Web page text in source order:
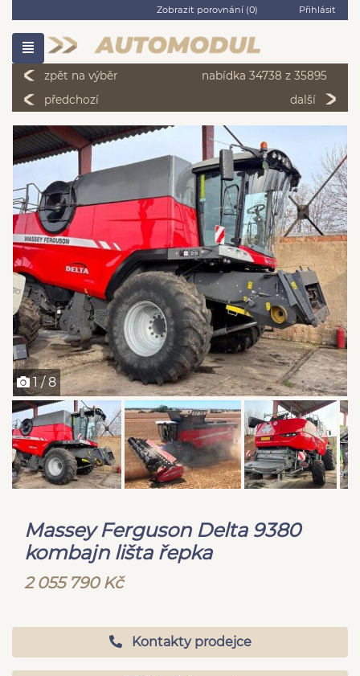
Zobrazit porovnání (0) Přihlásit
zpět na výběr
nabídka 34738 z 35895
předchozí
další
1 / 8
Massey Ferguson Delta 9380
kombajn lišta řepka
2 055 790 Kč
Kontakty prodejce